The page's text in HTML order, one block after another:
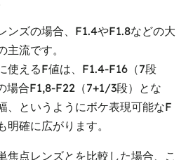
ンズの場合、F1.4やF1.8などの大
流です。
使えるF値は、F1.4-F16（7段
場合F1,8-F22（7+1/3段）とな
、というようにボケ表現可能なF
確に広がります。
焦点レンズとを比較した場合、こ